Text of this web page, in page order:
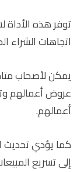
توفر هذه
اتجاهات الشراء
يمكن لأصحاب
عروض أعمالهم
أعمالهم.
كما يؤدي تحديث
إلى تسريع